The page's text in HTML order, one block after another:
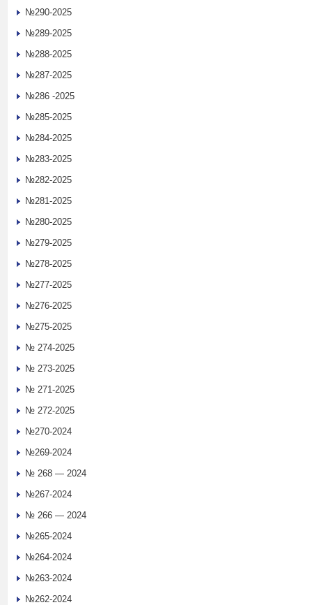
№290-2025
№289-2025
№288-2025
№287-2025
№286 -2025
№285-2025
№284-2025
№283-2025
№282-2025
№281-2025
№280-2025
№279-2025
№278-2025
№277-2025
№276-2025
№275-2025
№ 274-2025
№ 273-2025
№ 271-2025
№ 272-2025
№270-2024
№269-2024
№ 268 — 2024
№267-2024
№ 266 — 2024
№265-2024
№264-2024
№263-2024
№262-2024